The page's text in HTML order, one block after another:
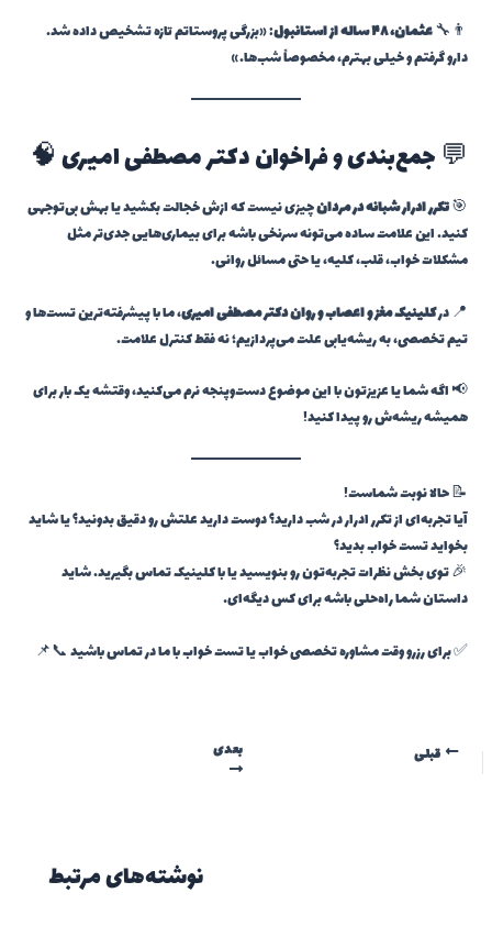
👨‍🔧عثمان، ۴۸ ساله از استانبول
: «بزرگی پروستاتم تازه تشخیص داده شد.
دارو گرفتم و خیلی بهترم، مخصوصاً شب‌ها.»
💬 جمع‌بندی و فراخوان دکتر مصطفی امیری 🧠
🎯تکرر ادرار شبانه در مردانچیزی نیست که ازش خجالت بکشید یا بهش بی‌توجهی
کنید. این علامت ساده می‌تونه سرنخی باشه برای بیماری‌هایی جدی‌تر مثل
مشکلات خواب، قلب، کلیه، یا حتی مسائل روانی.
📍 درکلینیک مغز و اعصاب و روان دکتر مصطفی امیری، ما با پیشرفته‌ترین تست‌ها و
تیم تخصصی، به ریشه‌یابی علت می‌پردازیم؛ نه فقط کنترل علامت.
📢 اگه شما یا عزیزتون با این موضوع دست‌وپنجه نرم می‌کنید، وقتشه یک بار برای
همیشه ریشه‌ش رو پیدا کنید!
📝 حالا نوبت شماست!
آیا تجربه‌ای از تکرر ادرار در شب دارید؟ دوست دارید علتش رو دقیق بدونید؟ یا شاید
بخواید تست خواب بدید؟
🎉 توی بخش نظرات تجربه‌تون رو بنویسید یا با کلینیک تماس بگیرید. شاید
داستان شما راه‌حلی باشه برای کس دیگه‌ای…
✅ برای رزرو وقت مشاوره تخصصی خواب یا تست خواب با ما در تماس باشید 📞📌
قبلی بعدی
نوشته‌های مرتبط